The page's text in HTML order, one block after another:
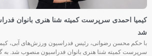
کیمیا احمدی سرپرست کمیته شنا هنری بانوان
شد
با حکم محسن رضوانی، رئیس فدراسیون ورزش‌های آبی،
سرپرست کمیته شنا هنری بانوان فدراسیون منصوب شد. به